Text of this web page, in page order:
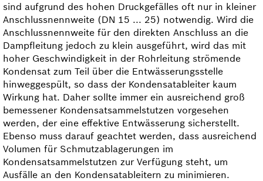
sind aufgrund des hohen Druckgefälles oft nur in kleiner
Anschlussnennweite (DN 15 ... 25) notwendig. Wird die
Anschlussnennweite für den direkten Anschluss an die
Dampfleitung jedoch zu klein ausgeführt, wird das mit
hoher Geschwindigkeit in der Rohrleitung strömende
Kondensat zum Teil über die Entwässerungsstelle
hinweggespült, so dass der Kondensatableiter kaum
Wirkung hat. Daher sollte immer ein ausreichend groß
bemessener Kondensat­sammelstutzen vorgesehen
werden, der eine effektive Entwässerung sicherstellt.
Ebenso muss darauf geachtet werden, dass ausreichend
Volumen für Schmutzablagerungen im
Kondensatsammelstutzen zur Verfügung steht, um
Ausfälle an den Kondensatableitern zu minimieren.